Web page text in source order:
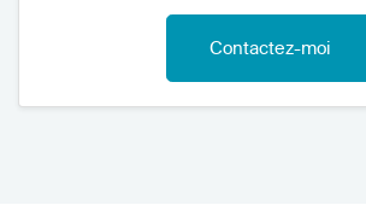
Contactez-moi